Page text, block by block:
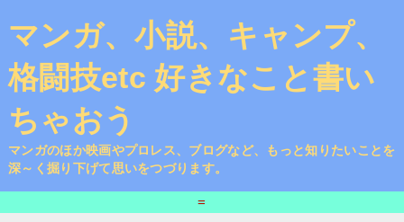
マンガ、小説、キャンプ、
格闘技etc 好きなこと書い
ちゃおう
マンガのほか映画やプロレス、ブログなど、もっと知りたいことを
深～く掘り下げて思いをつづります。
=